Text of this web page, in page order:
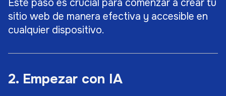
Este paso es crucial para comenzar a crear tu
sitio web de manera efectiva y accesible en
cualquier dispositivo.
2. Empezar con IA